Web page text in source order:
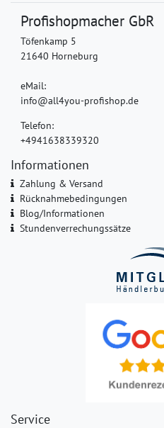
Profishopmacher GbR
Töfenkamp 5
21640 Horneburg
eMail:
info@all4you-profishop.de
Telefon:
+4941638339320
Informationen
Zahlung & Versand
Rücknahmebedingungen
Blog/Informationen
Stundenverrechungssätze
Service